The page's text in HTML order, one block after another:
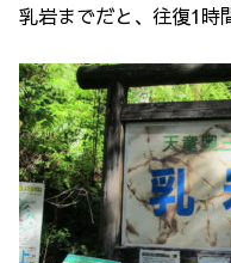
乳岩までだと、往復1時